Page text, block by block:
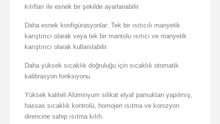
kılıfları ile esnek bir şekilde ayarlanabilir.
Daha esnek konfigürasyonlar: Tek bir ısıtıcılı manyetik
karıştırıcı olarak veya tek bir mantolu ısıtıcı ve manyetik
karıştırıcı olarak kullanılabilir.
Daha yüksek sıcaklık doğruluğu için sıcaklık otomatik
kalibrasyon fonksiyonu.
Yüksek kaliteli Alüminyum silikat elyaf pamuktan yapılmış,
hassas sıcaklık kontrolü, homojen ısıtma ve korozyon
direncine sahip ısıtma kılıfı.